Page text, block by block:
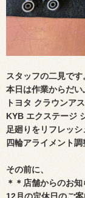
スタッフの二見です
本日は作業からだい
トヨタ クラウンア
KYB エクステージ
足廻りをリフレッシ
四輪アライメント
その前に、
＊＊店舗からのお知